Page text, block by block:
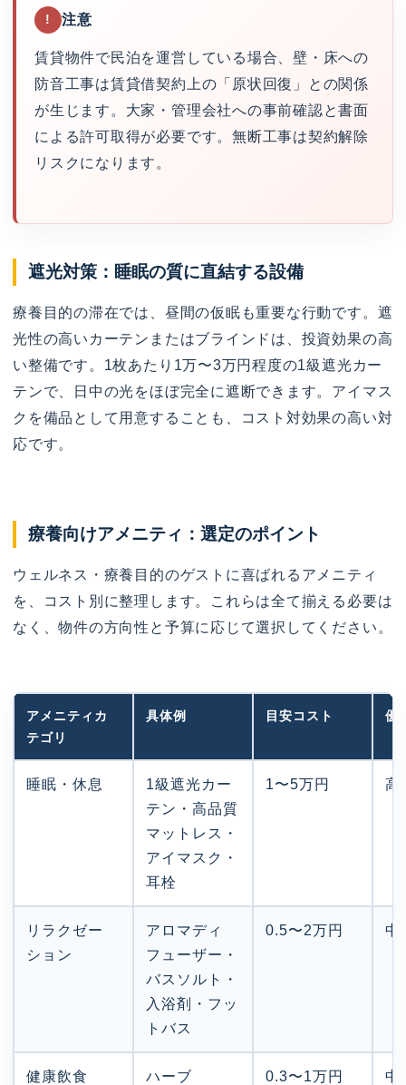
! 注意
賃貸物件で民泊を運営している場合、壁・床への
防音工事は賃貸借契約上の「原状回復」との関係
が生じます。大家・管理会社への事前確認と書面
による許可取得が必要です。無断工事は契約解除
リスクになります。
遮光対策：睡眠の質に直結する設備
療養目的の滞在では、昼間の仮眠も重要な行動です。遮
光性の高いカーテンまたはブラインドは、投資効果の高
い整備です。1枚あたり1万〜3万円程度の1級遮光カー
テンで、日中の光をほぼ完全に遮断できます。アイマス
クを備品として用意することも、コスト対効果の高い対
応です。
療養向けアメニティ：選定のポイント
ウェルネス・療養目的のゲストに喜ばれるアメニティ
を、コスト別に整理します。これらは全て揃える必要は
なく、物件の方向性と予算に応じて選択してください。
アメニティカ
テゴリ
具体例 目安コスト 優
睡眠・休息
1級遮光カー
テン・高品質
マットレス・
アイマスク・
耳栓
1〜5万円 高
リラクゼー
ション
アロマディ
フューザー・
バスソルト・
入浴剤・フッ
トバス
0.5〜2万円 中
健康飲食
ハーブ
0.3〜1万円 中